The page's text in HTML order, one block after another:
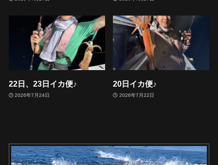
22日、23日イカ便♪
2026年7月24日
20日イカ便♪
2026年7月22日